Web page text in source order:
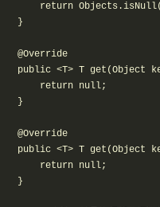
return
}
@Override
public <T> T get(Object
return null;
}
@Override
public <T> T get(Object
return null;
}